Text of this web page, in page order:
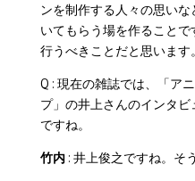
ンを制作する人々の思い
いてもらう場を作ること
行うべきことだと思います。
Q : 現在の雑誌では、「ア
プ」の井上さんのインタ
ですね。
竹内: 井上俊之ですね。そ